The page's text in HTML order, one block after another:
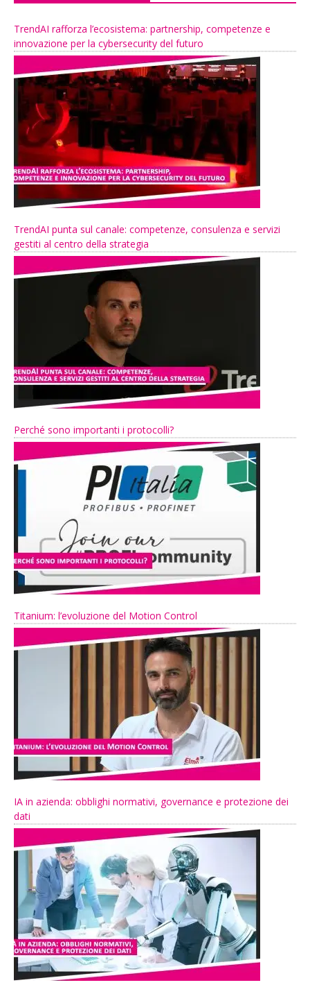
TrendAI rafforza l’ecosistema: partnership, competenze e
innovazione per la cybersecurity del futuro
TrendAI punta sul canale: competenze, consulenza e servizi
gestiti al centro della strategia
Perché sono importanti i protocolli?
Titanium: l’evoluzione del Motion Control
IA in azienda: obblighi normativi, governance e protezione dei
dati